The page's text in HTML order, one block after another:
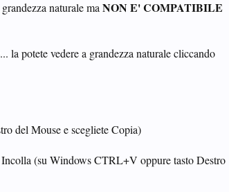
naturale ma NON E' COMPATIBILE
la potete vedere a grandezza naturale cliccando
del Mouse e scegliete Copia)
(su Windows CTRL+V oppure tasto Destro